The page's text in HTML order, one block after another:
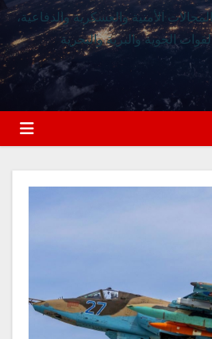
الأمنية والعسكرية والدفاعية،
الجوية والبرية والبحرية